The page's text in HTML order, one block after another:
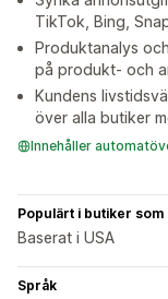
TikTok, Bing,
Produktanalys
på produkt- och
Kundens
över alla butiker
Innehåller
Populärt i butiker som
Baserat i USA
Språk